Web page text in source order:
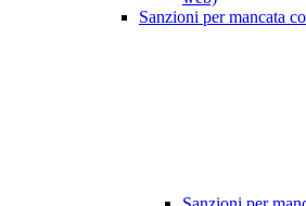
Sanzioni per mancata